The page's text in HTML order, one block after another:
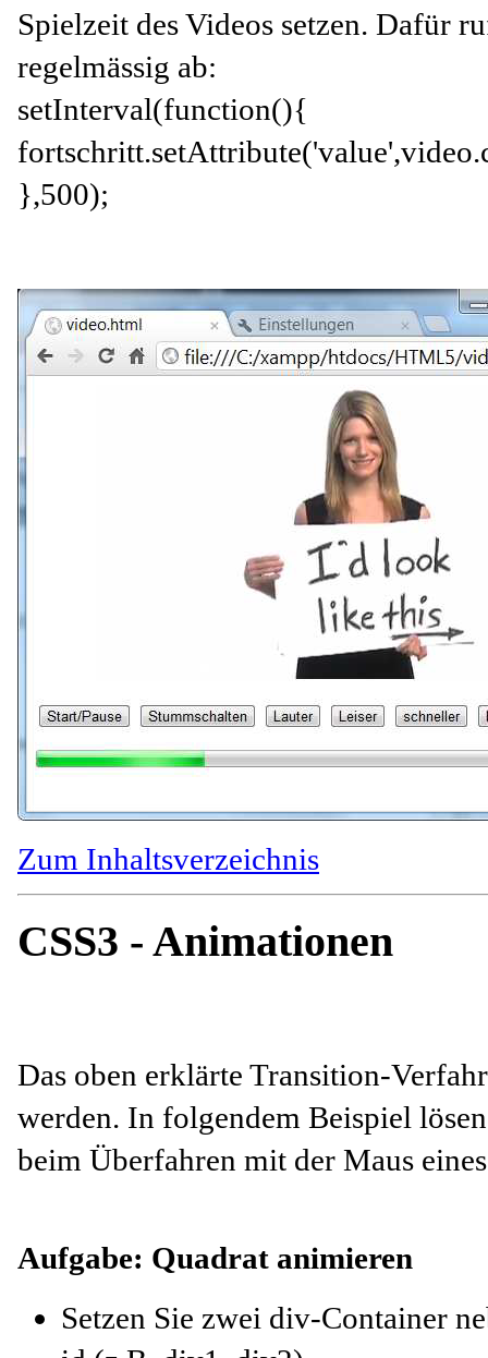
Spielzeit des Videos setzen. Dafür
regelmässig ab:
setInterval(function(){
},500);
Zum Inhaltsverzeichnis
CSS3 - Animationen
Das oben erklärte Transition-
werden. In folgendem Beispiel
beim Überfahren mit der Maus
Aufgabe: Quadrat animieren
Setzen Sie zwei div-Container